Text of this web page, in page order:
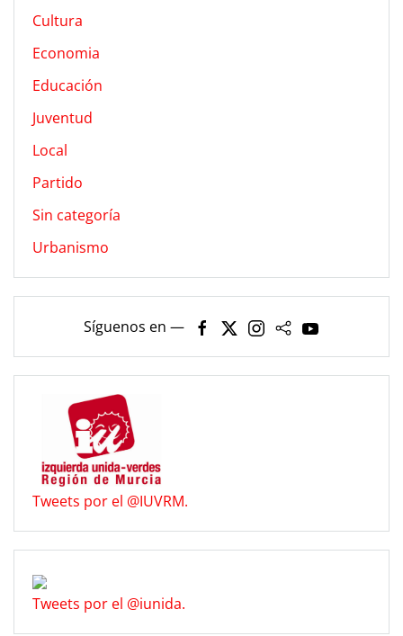
Cultura
Economia
Educación
Juventud
Local
Partido
Sin categoría
Urbanismo
Síguenos en —
Tweets por el @IUVRM.
Tweets por el @iunida.